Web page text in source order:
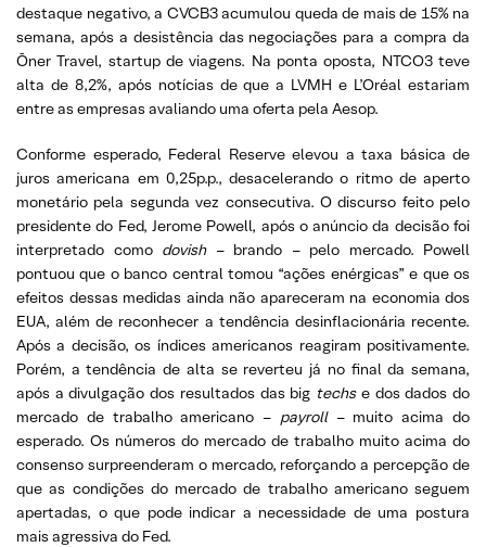
destaque negativo, a CVCB3 acumulou queda de mais de 15% na
semana, após a desistência das negociações para a compra da
Ōner Travel, startup de viagens. Na ponta oposta, NTCO3 teve
alta de 8,2%, após notícias de que a LVMH e L’Oréal estariam
entre as empresas avaliando uma oferta pela Aesop.
Conforme esperado, Federal Reserve elevou a taxa básica de
juros americana em 0,25p.p., desacelerando o ritmo de aperto
monetário pela segunda vez consecutiva. O discurso feito pelo
presidente do Fed, Jerome Powell, após o anúncio da decisão foi
interpretado como dovish– brando – pelo mercado. Powell
pontuou que o banco central tomou “ações enérgicas” e que os
efeitos dessas medidas ainda não apareceram na economia dos
EUA, além de reconhecer a tendência desinflacionária recente.
Após a decisão, os índices americanos reagiram positivamente.
Porém, a tendência de alta se reverteu já no final da semana,
após a divulgação dos resultados das big techse dos dados do
mercado de trabalho americano – payroll– muito acima do
esperado. Os números do mercado de trabalho muito acima do
consenso surpreenderam o mercado, reforçando a percepção de
que as condições do mercado de trabalho americano seguem
apertadas, o que pode indicar a necessidade de uma postura
mais agressiva do Fed.